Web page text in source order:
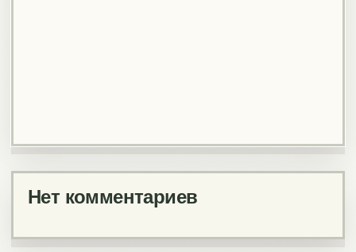
Нет комментариев